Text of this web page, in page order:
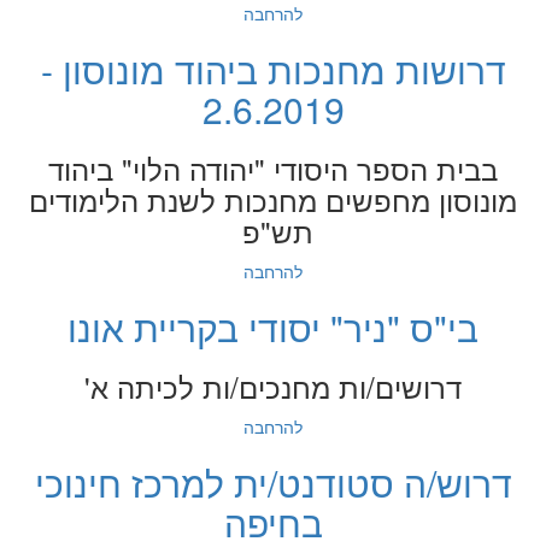
להרחבה
דרושות מחנכות ביהוד מונוסון -
2.6.2019
בבית הספר היסודי "יהודה הלוי" ביהוד
מונוסון מחפשים מחנכות לשנת הלימודים
תש"פ
להרחבה
בי"ס "ניר" יסודי בקריית אונו
דרושים/ות מחנכים/ות לכיתה א'
להרחבה
דרוש/ה סטודנט/ית למרכז חינוכי
בחיפה